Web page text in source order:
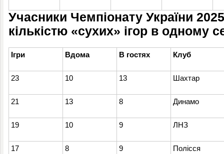
Учасники Чемпіонату України
кількістю «сухих» ігор в одному
Ігри Вдома В гостях Клуб
23 10 13 Шахтар
21 13 8 Динамо
19 10 9 ЛНЗ
17 8 9 Полісся